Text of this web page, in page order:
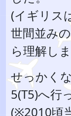
(イギリス
世間並み
ら理解し
せっかく
5(T5)へ行
(※2010頃